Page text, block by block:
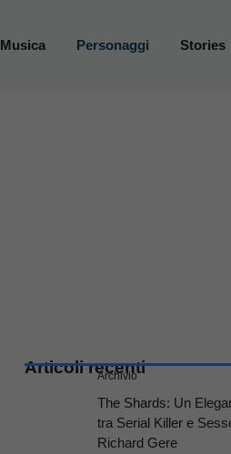
Musica Personaggi Stories
Articoli recenti
Archivio
The Shards: Un
tra Serial Killer e
Richard Gere